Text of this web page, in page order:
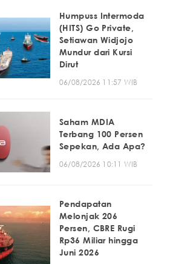
Humpuss Intermoda
(HITS) Go Private,
Setiawan Widjojo
Mundur dari Kursi
Dirut
06/08/2026 11:57 WIB
Saham MDIA
Terbang 100 Persen
Sepekan, Ada Apa?
06/08/2026 10:11 WIB
Pendapatan
Melonjak 206
Persen, CBRE Rugi
Rp36 Miliar hingga
Juni 2026